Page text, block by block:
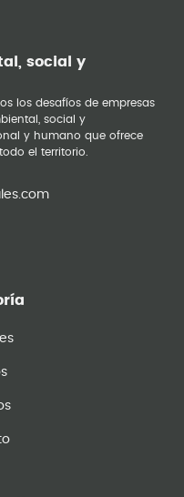
social y
los desafíos de empresas
social y
y humano que ofrece
el territorio.